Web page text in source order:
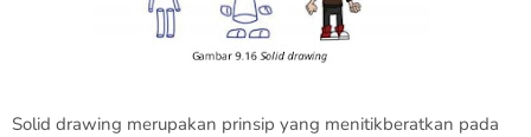
Solid drawing merupakan prinsip yang menitikberatkan pada